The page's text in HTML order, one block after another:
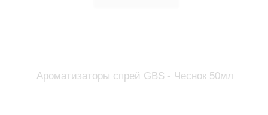
Ароматизаторы спрей GBS - Чеснок 50мл